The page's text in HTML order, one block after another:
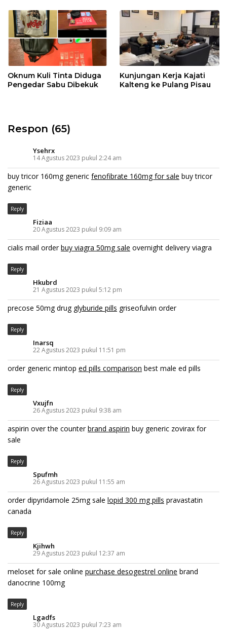
Oknum Kuli Tinta Diduga
Pengedar Sabu Dibekuk
Kunjungan Kerja Kajati
Kalteng ke Pulang Pisau
Respon (65)
Ysehrx
14 Agustus 2023 pukul 2:24 am
buy tricor 160mg generic fenofibrate 160mg for sale buy tricor
generic
Reply
Fiziaa
20 Agustus 2023 pukul 9:09 am
cialis mail orderbuy viagra 50mg sale overnight delivery viagra
Reply
Hkubrd
21 Agustus 2023 pukul 5:12 pm
precose 50mg drug glyburide pills griseofulvin order
Reply
Inarsq
22 Agustus 2023 pukul 11:51 pm
order generic mintop ed pills comparison best male ed pills
Reply
Vxujfn
26 Agustus 2023 pukul 9:38 am
aspirin over the counterbrand aspirin buy generic zovirax for
sale
Reply
Spufmh
26 Agustus 2023 pukul 11:55 am
order dipyridamole 25mg sale lopid 300 mg pills pravastatin
canada
Reply
Kjihwh
29 Agustus 2023 pukul 12:37 am
meloset for sale online purchase desogestrel online brand
danocrine 100mg
Reply
Lgadfs
30 Agustus 2023 pukul 7:23 am